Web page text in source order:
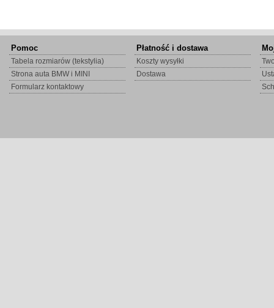
Pomoc
Tabela rozmiarów (tekstylia)
Strona auta BMW i MINI
Formularz kontaktowy
Płatność i dostawa
Koszty wysyłki
Dostawa